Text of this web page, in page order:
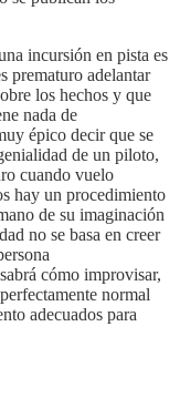
incursión en pista es
prematuro adelantar
los hechos y que
nada de
épico decir que se
de un piloto,
cuando vuelo
hay un procedimiento
de su imaginación
no se basa en creer
cómo improvisar,
normal
adecuados para